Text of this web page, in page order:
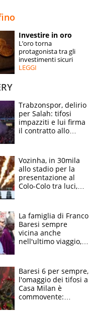
ESPERTI
CONTATTI
Investire in oro
L’oro torna
protagonista tra gli
investimenti sicuri
LEGGI
Trabzonspor, delirio
per Salah: tifosi
impazziti e lui firma
il contratto allo
Vozinha, in 30mila
allo stadio per la
presentazione al
Colo-Colo tra luci,
La famiglia di Franco
Baresi sempre
vicina anche
nell'ultimo viaggio,
circondati
dall'affetto dei tifosi
Baresi 6 per sempre,
l'omaggio dei tifosi a
Casa Milan è
commovente: